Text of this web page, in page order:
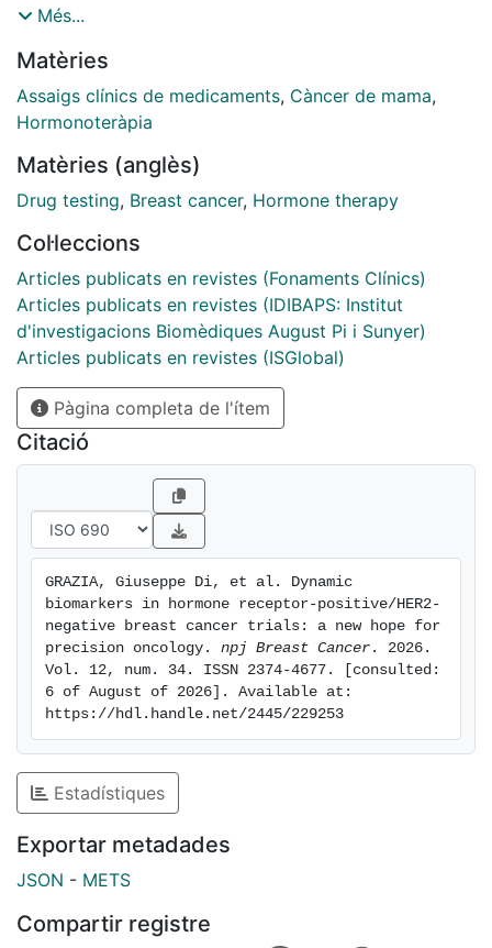
strategies. We review emerging dynamic biomarkers to
and liquid biopsies, metabolic imaging, and
microbiome profiling, that capture tumor or host-
related changes over time. By contrasting Academic
shift in clinical trial design and implementation, aiming
to move from reactive to proactive Oncology.
Més...
Matèries
Assaigs clínics de medicaments, Càncer de mama,
Hormonoteràpia
Matèries (anglès)
Drug testing, Breast cancer, Hormone therapy
Col·leccions
Articles publicats en revistes (Fonaments Clínics)
Articles publicats en revistes (IDIBAPS: Institut
d'investigacions Biomèdiques August Pi i Sunyer)
Articles publicats en revistes (ISGlobal)
Pàgina completa de l'ítem
Citació
GRAZIA, Giuseppe Di, et al. Dynamic
biomarkers in hormone receptor-positive/HER2-
negative breast cancer trials: a new hope for
precision oncology. npj Breast Cancer . 2026.
Vol. 12, num. 34. ISSN 2374-4677. [consulted:
6 of August of 2026]. Available at:
https://hdl.handle.net/2445/229253
Estadístiques
Exportar metadades
JSON - METS
Compartir registre